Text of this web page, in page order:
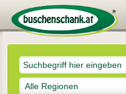
Alle Regionen